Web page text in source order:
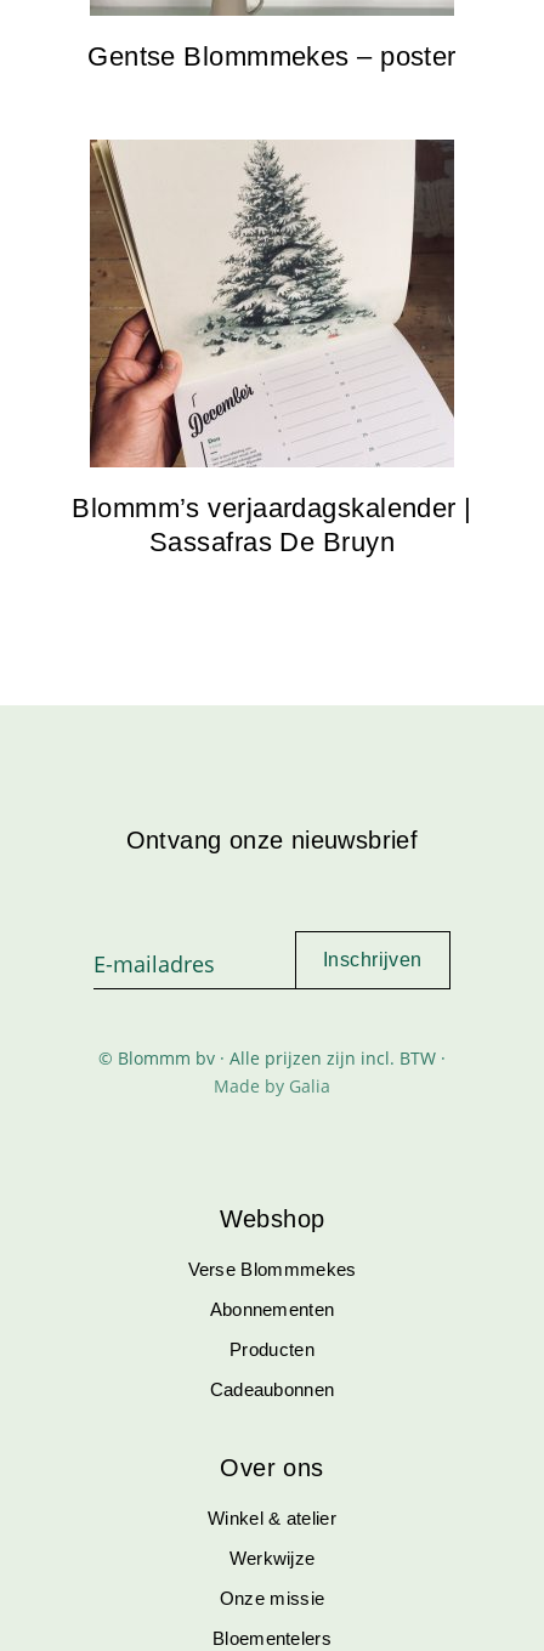
Gentse Blommmekes – poster
Blommm’s verjaardagskalender |
Sassafras De Bruyn
Ontvang onze nieuwsbrief
© Blommm bv · Alle prijzen zijn incl. BTW ·
Made by Galia
Webshop
Verse Blommmekes
Abonnementen
Producten
Cadeaubonnen
Over ons
Winkel & atelier
Werkwijze
Onze missie
Bloementelers